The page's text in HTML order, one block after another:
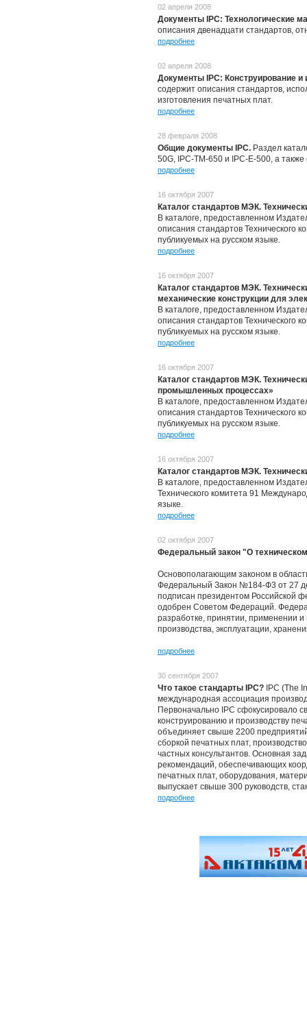
02 апреля 2008
Документы IPC: Технологические
описания двенадцати стандартов,
подробнее
02 апреля 2008
Документы IPC: Конструирование и
содержит описания стандартов,
изготовления печатных плат.
подробнее
28 февраля 2008
Общие документы IPC. Раздел
50G, IPC-TM-650 и IPC-E-500, а
подробнее
16 октября 2007
Каталог стандартов МЭК.
В каталоге, предоставленном
описания стандартов Технического
публикуемых на русском языке.
подробнее
16 октября 2007
Каталог стандартов МЭК.
механические конструкции для
В каталоге, предоставленном
описания стандартов Технического
публикуемых на русском языке.
подробнее
16 октября 2007
Каталог стандартов МЭК.
промышленных процессах»
В каталоге, предоставленном
описания стандартов Технического
публикуемых на русском языке.
подробнее
16 октября 2007
Каталог стандартов МЭК.
В каталоге, предоставленном
Технического комитета 91
языке.
подробнее
02 октября 2007
Федеральный закон "О
Основополагающим законом в
Федеральный Закон №184-Ф3 от 27
подписан президентом Российской
одобрен Советом Федераций.
разработке, принятии, применении
производства, эксплуатации,
подробнее
30 сентября 2007
Что такое стандарты IPC? IPC (The
международная ассоциация
Первоначально IPC сфокусировало
конструированию и производству
объединяет свыше 2200
сборкой печатных плат,
частных консультантов. Основная
рекомендаций, обеспечивающих
печатных плат, оборудования,
выпускает свыше 300 руководств,
подробнее